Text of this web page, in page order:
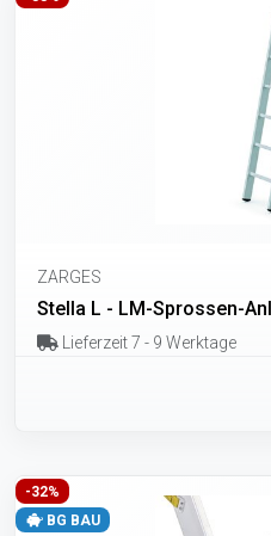
ZARGES
Stella L - LM-Sprossen-
Lieferzeit 7 - 9 Werktage
-32%
BG BAU